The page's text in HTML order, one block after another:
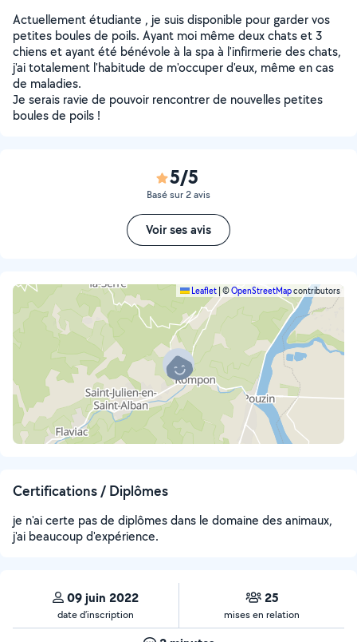
Actuellement étudiante , je suis disponible pour garder vos
petites boules de poils. Ayant moi même deux chats et 3
chiens et ayant été bénévole à la spa à l'infirmerie des chats,
j'ai totalement l'habitude de m'occuper d'eux, même en cas
de maladies.
Je serais ravie de pouvoir rencontrer de nouvelles petites
boules de poils !
5/5
Basé sur 2 avis
Voir ses avis
Leaflet ©OpenStreetMapcontributors
Certifications / Diplômes
je n'ai certe pas de diplômes dans le domaine des animaux,
j'ai beaucoup d'expérience.
09 juin 2022
date d’inscription
25
mises en relation